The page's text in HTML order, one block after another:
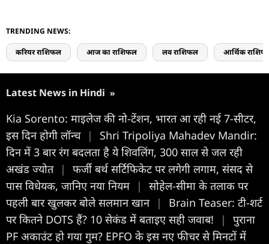
TRENDING NEWS:
करियर राशिफल आज का राशिफल लव राशिफल आर्थिक
Latest News in Hindi »
Kia Sorento: माइलेज की नो-टेंशन, भारत आ रही नई 7-सीटर,
इस दिन होगी लॉन्च |
Shri Tripoliya Mahadev Mandir:
दिन में 3 बार रंग बदलता है ये शिवलिंग, 300 साल से जल रही
अखंड ज्योत |
फर्जी बर्थ सर्टिफिकेट पर लगेगी लगाम, संसद से
पास विधेयक, जानिए नया नियम
|
सोहेल-सीमा के तलाक पर
पहली बार खुलकर बोले सलमान खान |
Brain Teaser: टी-शर्ट
पर कितने DOTS हैं? 10 सेकंड में बताइए सही जवाब!
|
पुराना
PF अकाउंट हो गया गुम? EPFO के इस नए फीचर से मिनटों में